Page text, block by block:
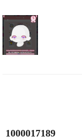
1000017189